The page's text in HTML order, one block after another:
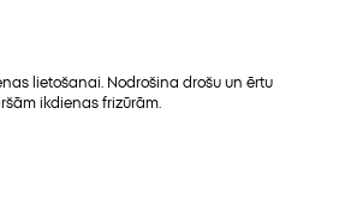
lietošanai. Nodrošina drošu un ērtu
ikdienas frizūrām.